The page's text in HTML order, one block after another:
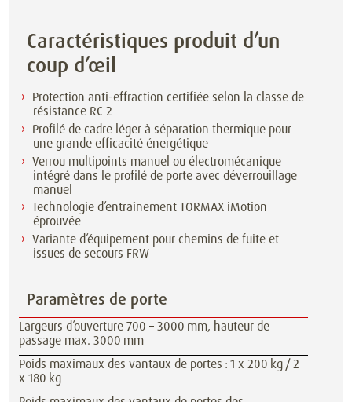
Caractéristiques produit d’un
coup d’œil
Protection anti-effraction certifiée selon la classe de
résistance RC 2
Profilé de cadre léger à séparation thermique pour
une grande efficacité énergétique
Verrou multipoints manuel ou électromécanique
intégré dans le profilé de porte avec déverrouillage
manuel
Technologie d’entraînement TORMAX iMotion
éprouvée
Variante d’équipement pour chemins de fuite et
issues de secours FRW
Paramètres de porte
Largeurs d’ouverture 700 – 3000 mm, hauteur de
passage max. 3000 mm
Poids maximaux des vantaux de portes : 1 x 200 kg / 2
x 180 kg